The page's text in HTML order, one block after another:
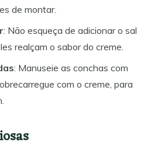
de montar.
: Não esqueça de adicionar o sal
realçam o sabor do creme.
: Manuseie as conchas com
com o creme, para